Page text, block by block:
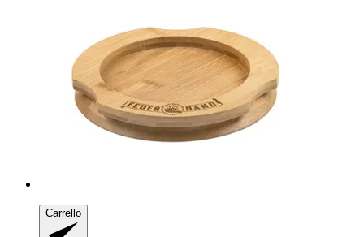
Carrello